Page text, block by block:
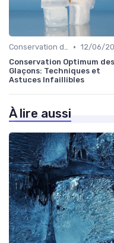
Conservation des Glaçons • 12/06/
Conservation Optimum des
Glaçons: Techniques et
Astuces Infaillibles
À lire aussi